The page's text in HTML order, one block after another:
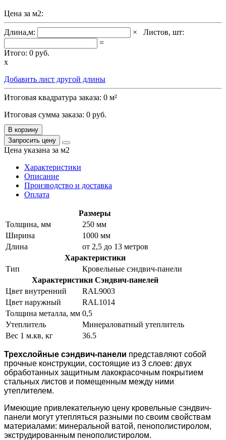
Цена за м2:
Длина,м: × Листов, шт:
=
Итого: 0 руб.
x
Добавить лист другой длины
Итоговая квадратура заказа: 0 м²
Итоговая сумма заказа: 0 руб.
В корзину
Запросить цену
Цена указана за м2
Характеристики
Описание
Производство и доставка
Оплата
Размеры
Толщина, мм
250 мм
Ширина
1000 мм
Длина
от 2,5 до 13 метров
Характеристики
Тип
Кровельные сэндвич-панели
Характеристики Сэндвич-панелей
Цвет внутренний
RAL9003
Цвет наружный
RAL1014
Толщина металла, мм 0,5
Утеплитель
Минераловатный утеплитель
Вес 1 м.кв, кг
36.5
Трехслойные сэндвич-панели представляют собой
прочные конструкции, состоящие из 3 слоев: двух
обработанных защитным лакокрасочным покрытием
стальных листов и помещенным между ними
утеплителем.
Имеющие привлекательную цену кровельные сэндвич-
панели могут утепляться разными по своим свойствам
материалами: минеральной ватой, пенополистиролом,
экструдированным пенополистиролом.